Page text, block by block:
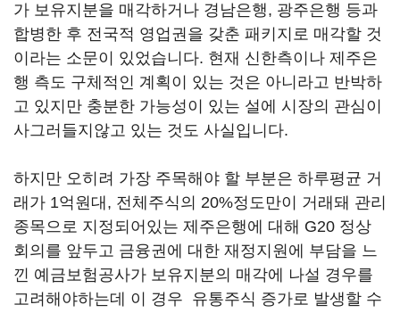
가 보유지분을 매각하거나 경남은행, 광주은행 등과
합병한 후 전국적 영업권을 갖춘 패키지로 매각할 것
이라는 소문이 있었습니다. 현재 신한측이나 제주은
행 측도 구체적인 계획이 있는 것은 아니라고 반박하
고 있지만 충분한 가능성이 있는 설에 시장의 관심이
사그러들지않고 있는 것도 사실입니다.
하지만 오히려 가장 주목해야 할 부분은 하루평균 거
래가 1억원대, 전체주식의 20%정도만이 거래돼 관리
종목으로 지정되어있는 제주은행에 대해 G20 정상
회의를 앞두고 금융권에 대한 재정지원에 부담을 느
낀 예금보험공사가 보유지분의 매각에 나설 경우를
고려해야하는데 이 경우 유통주식 증가로 발생할 수